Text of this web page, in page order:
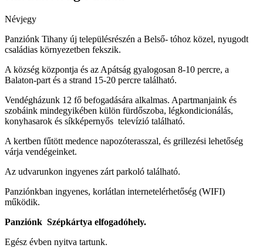
Névjegy
Panziónk Tihany új településrészén a Belső- tóhoz közel, nyugodt
családias környezetben fekszik.
A község központja és az Apátság gyalogosan 8-10 percre, a
Balaton-part és a strand 15-20 percre található.
Vendégházunk 12 fő befogadására alkalmas. Apartmanjaink és
szobáink mindegyikében külön fürdőszoba, légkondicionálás,
konyhasarok és síkképernyős televízió található.
A kertben fűtött medence napozóterasszal, és grillezési lehetőség
várja vendégeinket.
Az udvarunkon ingyenes zárt parkoló található.
Panziónkban ingyenes, korlátlan internetelérhetőség (WIFI)
működik.
Panziónk Szépkártya elfogadóhely.
Egész évben nyitva tartunk.